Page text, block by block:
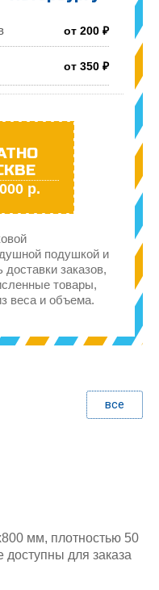
от 200 ₽
от 350 ₽
р.
подушкой и
заказов,
товары,
веса и объема.
все
мм, плотностью 50
для заказа